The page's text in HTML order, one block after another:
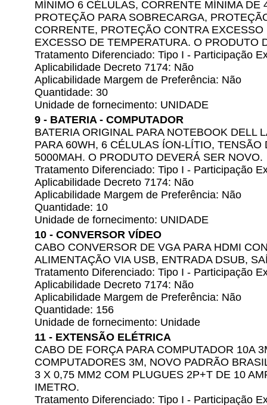
MÍNIMO 6 CÉLULAS, CORRENTE MÍNIMA DE
PROTEÇÃO PARA SOBRECARGA,
CORRENTE, PROTEÇÃO CONTRA
EXCESSO DE TEMPERATURA. O PRODUTO
Tratamento Diferenciado: Tipo I - Participação
Aplicabilidade Decreto 7174: Não
Aplicabilidade Margem de Preferência: Não
Quantidade: 30
Unidade de fornecimento: UNIDADE
9 - BATERIA - COMPUTADOR
BATERIA ORIGINAL PARA NOTEBOOK DELL
PARA 60WH, 6 CÉLULAS ÍON-LÍTIO, TENSÃO
5000MAH. O PRODUTO DEVERÁ SER NOVO.
Tratamento Diferenciado: Tipo I - Participação
Aplicabilidade Decreto 7174: Não
Aplicabilidade Margem de Preferência: Não
Quantidade: 10
Unidade de fornecimento: UNIDADE
10 - CONVERSOR VÍDEO
CABO CONVERSOR DE VGA PARA HDMI
ALIMENTAÇÃO VIA USB, ENTRADA DSUB,
Tratamento Diferenciado: Tipo I - Participação
Aplicabilidade Decreto 7174: Não
Aplicabilidade Margem de Preferência: Não
Quantidade: 156
Unidade de fornecimento: Unidade
11 - EXTENSÃO ELÉTRICA
CABO DE FORÇA PARA COMPUTADOR 10A
COMPUTADORES 3M, NOVO PADRÃO
3 X 0,75 MM2 COM PLUGUES 2P+T DE 10
IMETRO.
Tratamento Diferenciado: Tipo I - Participação